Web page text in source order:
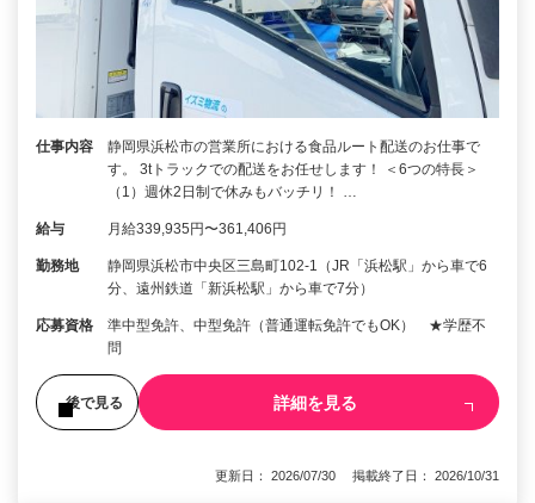
仕事内容
静岡県浜松市の営業所における食品ルート配送のお仕事で
す。 3tトラックでの配送をお任せします！ ＜6つの特長＞
（1）週休2日制で休みもバッチリ！ …
給与 月給339,935円〜361,406円
勤務地
静岡県浜松市中央区三島町102-1（JR「浜松駅」から車で6
分、遠州鉄道「新浜松駅」から車で7分）
応募資格
準中型免許、中型免許（普通運転免許でもOK） ★学歴不
問
後で見る 詳細を見る
更新日： 2026/07/30 掲載終了日： 2026/10/31